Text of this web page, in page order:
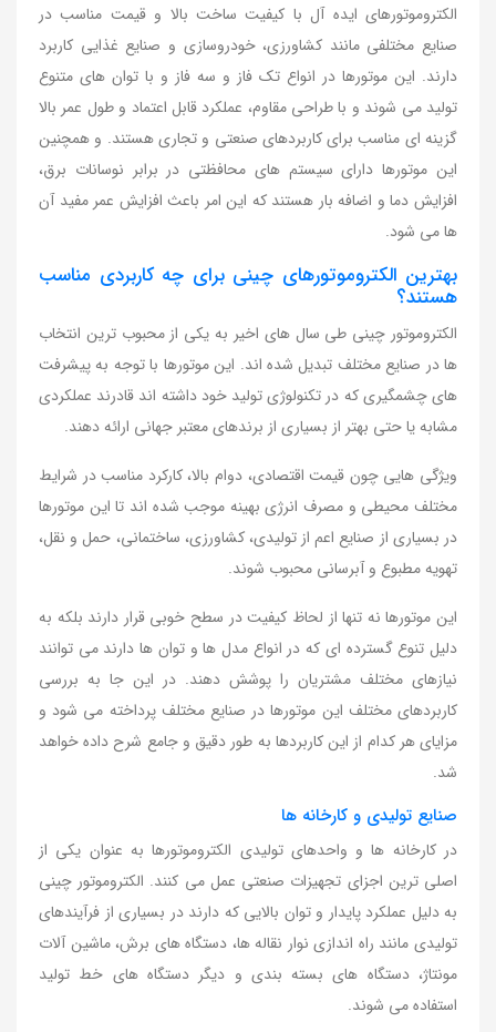
الکتروموتورهای ایده آل با کیفیت ساخت بالا و قیمت مناسب در
صنایع مختلفی مانند کشاورزی، خودروسازی و صنایع غذایی کاربرد
دارند. این موتورها در انواع تک فاز و سه فاز و با توان های متنوع
تولید می شوند و با طراحی مقاوم، عملکرد قابل اعتماد و طول عمر بالا
گزینه ای مناسب برای کاربردهای صنعتی و تجاری هستند. و همچنین
این موتورها دارای سیستم های محافظتی در برابر نوسانات برق،
افزایش دما و اضافه بار هستند که این امر باعث افزایش عمر مفید آن
ها می شود.
بهترین الکتروموتورهای چینی برای چه کاربردی مناسب
هستند؟
الکتروموتور چینی طی سال های اخیر به یکی از محبوب ترین انتخاب
ها در صنایع مختلف تبدیل شده اند. این موتورها با توجه به پیشرفت
های چشمگیری که در تکنولوژی تولید خود داشته اند قادرند عملکردی
مشابه یا حتی بهتر از بسیاری از برندهای معتبر جهانی ارائه دهند.
ویژگی هایی چون قیمت اقتصادی، دوام بالا، کارکرد مناسب در شرایط
مختلف محیطی و مصرف انرژی بهینه موجب شده اند تا این موتورها
در بسیاری از صنایع اعم از تولیدی، کشاورزی، ساختمانی، حمل و نقل،
تهویه مطبوع و آبرسانی محبوب شوند.
این موتورها نه تنها از لحاظ کیفیت در سطح خوبی قرار دارند بلکه به
دلیل تنوع گسترده ای که در انواع مدل ها و توان ها دارند می توانند
نیازهای مختلف مشتریان را پوشش دهند. در این جا به بررسی
کاربردهای مختلف این موتورها در صنایع مختلف پرداخته می شود و
مزایای هر کدام از این کاربردها به طور دقیق و جامع شرح داده خواهد
شد.
صنایع تولیدی و کارخانه ها
در کارخانه ها و واحدهای تولیدی الکتروموتورها به عنوان یکی از
اصلی ترین اجزای تجهیزات صنعتی عمل می کنند. الکتروموتور چینی
به دلیل عملکرد پایدار و توان بالایی که دارند در بسیاری از فرآیندهای
تولیدی مانند راه اندازی نوار نقاله ها، دستگاه های برش، ماشین آلات
مونتاژ، دستگاه های بسته بندی و دیگر دستگاه های خط تولید
استفاده می شوند.